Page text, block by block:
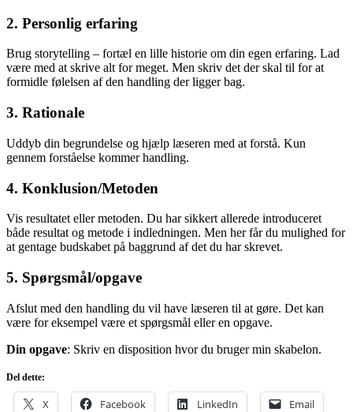
2. Personlig erfaring
Brug storytelling – fortæl en lille historie om din egen erfaring. Lad
være med at skrive alt for meget. Men skriv det der skal til for at
formidle følelsen af den handling der ligger bag.
3. Rationale
Uddyb din begrundelse og hjælp læseren med at forstå. Kun
gennem forståelse kommer handling.
4. Konklusion/Metoden
Vis resultatet eller metoden. Du har sikkert allerede introduceret
både resultat og metode i indledningen. Men her får du mulighed for
at gentage budskabet på baggrund af det du har skrevet.
5. Spørgsmål/opgave
Afslut med den handling du vil have læseren til at gøre. Det kan
være for eksempel være et spørgsmål eller en opgave.
Din opgave: Skriv en disposition hvor du bruger min skabelon.
Del dette:
X Facebook LinkedIn Email